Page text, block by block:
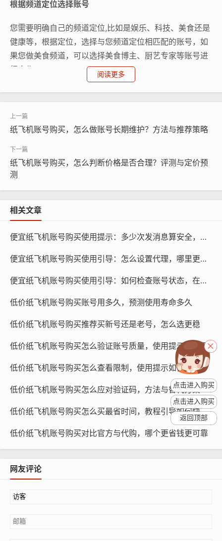
根据频道定位选择账号
您需要明确自己的频道定位,比如是娱乐、科技、美食还是
健康等，根据定位，选择与您频道定位相匹配的账号，如
果您做美食频道，可以选择美食博主、厨艺专家等账号进
行合作。
关注账号的活跃度和粉丝量
16888.com
号能够吸引更多粉丝，提高频道的影响力，粉丝量大的账
考虑账号的互动性和内容质量 质量也是选择账号的重要因
素，账号与粉丝之间的互动程度越高，粉丝的黏性越强，
内容质量高、富有创意的账号更容易吸引新粉丝。
考虑账号的性价比
在满足上述条件的基础上,还要考虑账号的性价比，选择性
价比高的账号，可以节省运营成本，提高频道的发展速
哪些账号更匹配
阅读更多
纸飞机账号购买，怎么做账号长期维护？方法与推荐策略
纸飞机账号购买，怎么判断价格是否合理？评测与定价预
测
相关文章
便宜纸飞机账号购买使用提示：多少次发消息算安全，怎么控制频率
便宜纸飞机账号购买使用引导：怎么设置代理，哪里更省资源
便宜纸飞机账号购买使用引导：如何检查账号状态，在哪里操作
低价纸飞机账号购买账号用多久，预测使用寿命多久
低价纸飞机账号购买推荐买新号还是老号，怎么选更稳
低价纸飞机账号购买怎么验证账号质量，使用提示与评测
低价纸飞机账号购买怎么查看限制，使用提示如何确认风控
低价纸飞机账号购买怎么应对验证码，方法与替代方案
低价纸飞机账号购买怎么买最省时间，教程引导如何快速完成
低价纸飞机账号购买对比官方与代购，哪个更省钱更可靠
网友评论
点击进入购买
点击进入购买
返回顶部